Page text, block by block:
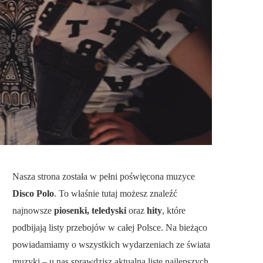
Nasza strona została w pełni poświęcona muzyce
Disco Polo. To właśnie tutaj możesz znaleźć
najnowsze piosenki, teledyski oraz hity, które
podbijają listy przebojów w całej Polsce. Na bieżąco
powiadamiamy o wszystkich wydarzeniach ze świata